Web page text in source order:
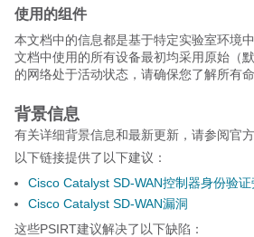
使用的组件
本文档中的信息都是基于特定实验室环境
文档中使用的所有设备最初均采用原始（
的网络处于活动状态，请确保您了解所有
背景信息
有关详细背景信息和最新更新，请参阅官
以下链接提供了以下建议：
Cisco Catalyst SD-WAN控制器身份验证
Cisco Catalyst SD-WAN漏洞
这些PSIRT建议解决了以下缺陷：